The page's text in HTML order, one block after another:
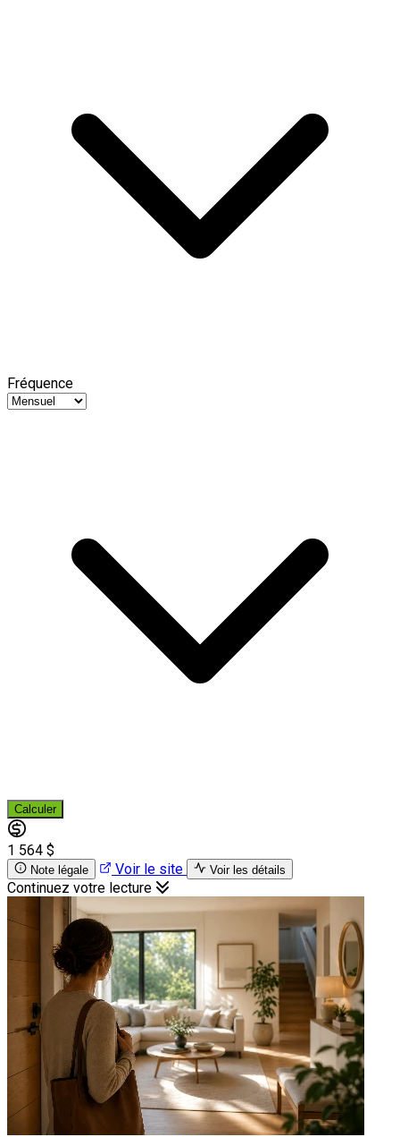
Fréquence
Calculer
1 564 $
Note légale Voir le site Voir les détails
Continuez votre lecture